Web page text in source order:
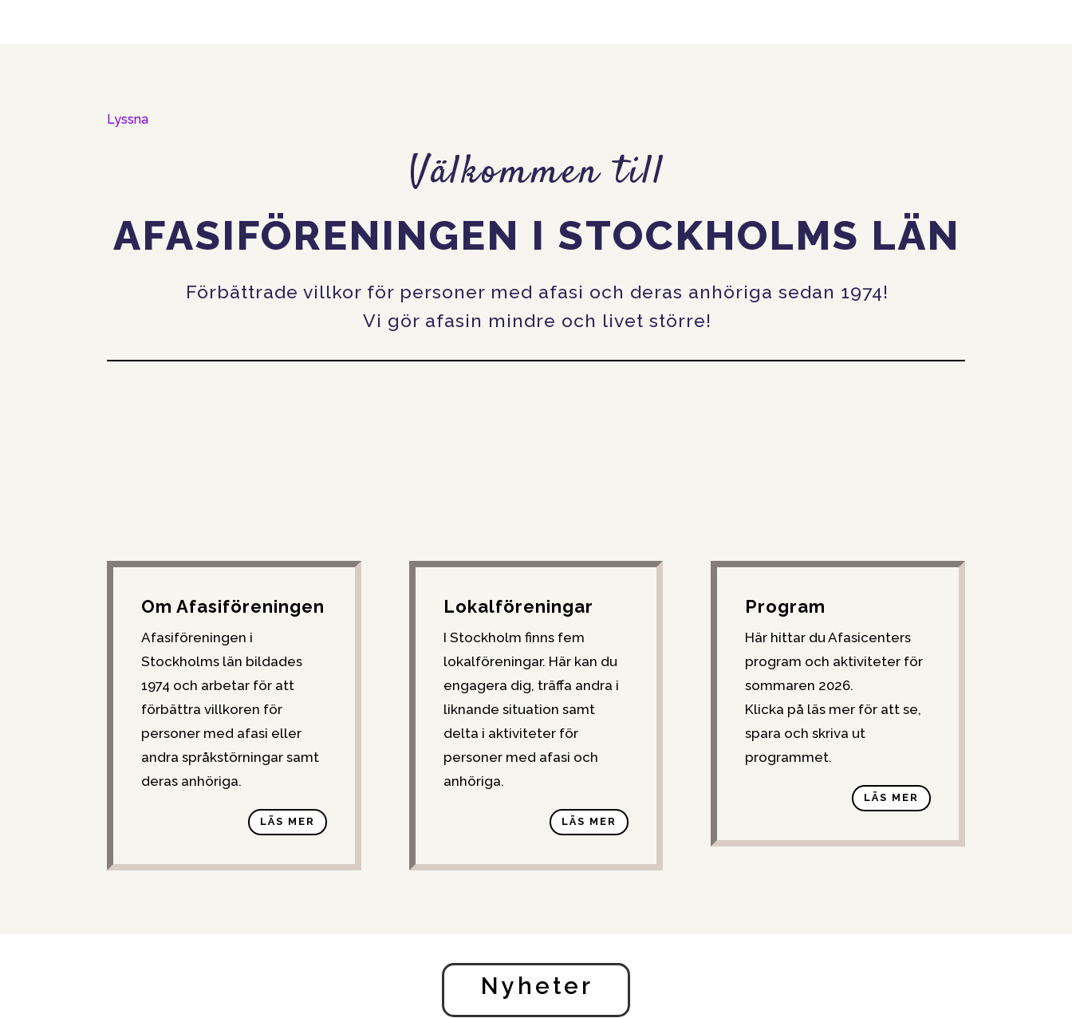
Lyssna
Välkommen till
AFASIFÖRENINGEN I STOCKHOLMS LÄN
Förbättrade villkor för personer med afasi och deras anhöriga sedan 1974!
Vi gör afasin mindre och livet större!
Om Afasiföreningen
Afasiföreningen i
Stockholms län bildades
1974 och arbetar för att
förbättra villkoren för
personer med afasi eller
andra språkstörningar samt
deras anhöriga.
LÄS MER
Lokalföreningar
I Stockholm finns fem
lokalföreningar. Här kan du
engagera dig, träffa andra i
liknande situation samt
delta i aktiviteter för
personer med afasi och
anhöriga.
LÄS MER
Program
Här hittar du Afasicenters
program och aktiviteter för
sommaren 2026.
Klicka på läs mer för att se,
spara och skriva ut
programmet.
LÄS MER
Nyheter